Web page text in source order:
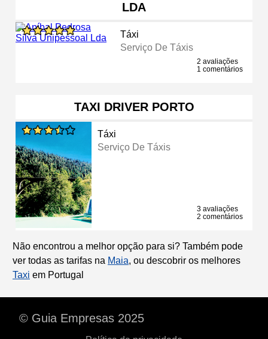
LDA
Táxi
Serviço De Táxis
2 avaliações
1 comentários
TAXI DRIVER PORTO
Táxi
Serviço De Táxis
3 avaliações
2 comentários
Não encontrou a melhor opção para si? Também pode
ver todas as tarifas na Maia, ou descobrir os melhores
Taxi em Portugal
© Guia Empresas 2025